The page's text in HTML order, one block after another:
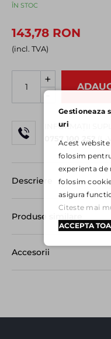
ÎN STOC
143,78 RON
(incl. TVA)
+
-
INFORMAȚII
0757 100 252
Descriere
Produse similare
Accesorii
Gestioneaza
uri
Acest
folosim
experienta de
folosim
asigura
Citeste mai
ACCEPTA